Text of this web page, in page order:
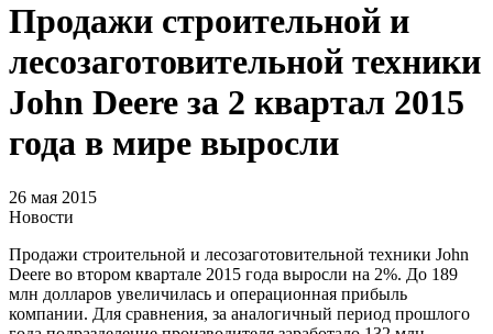
Продажи строительной и
лесозаготовительной техники
John Deere за 2 квартал 2015
года в мире выросли
26 мая 2015
Новости
Продажи строительной и лесозаготовительной техники John
Deere во втором квартале 2015 года выросли на 2%. До 189
млн долларов увеличилась и операционная прибыль
компании. Для сравнения, за аналогичный период прошлого